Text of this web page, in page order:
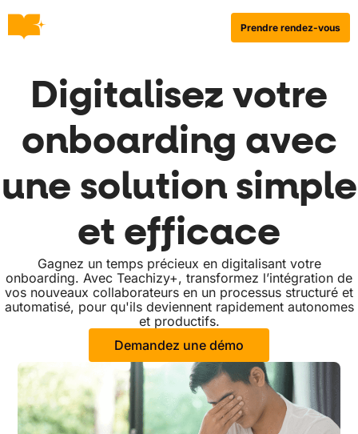
Prendre rendez-vous
Digitalisez votre
onboarding avec
une solution simple
et efficace
Gagnez un temps précieux en digitalisant votre
onboarding. Avec Teachizy+, transformez l’intégration de
vos nouveaux collaborateurs en un processus structuré et
automatisé, pour qu'ils deviennent rapidement autonomes
et productifs.
Demandez une démo